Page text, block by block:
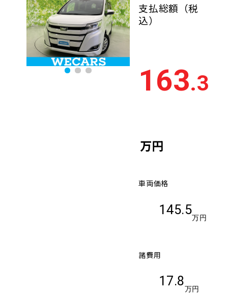
支払総額 （税
込）
163.3
万円
車両価格
145.5
万円
諸費用
17.8
万円